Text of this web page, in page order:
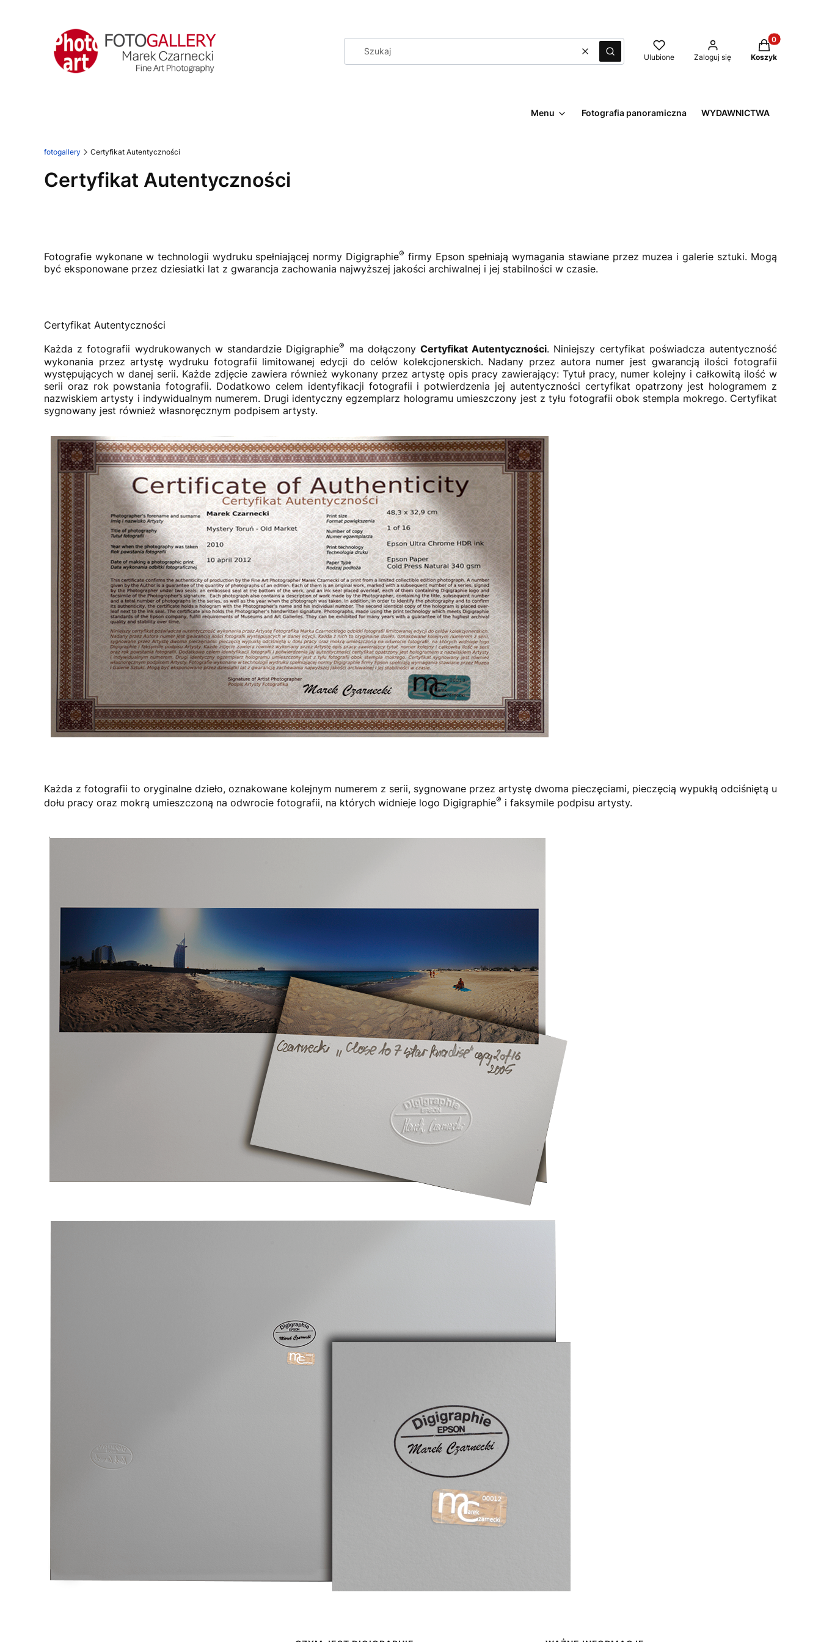
WyczyśćSzukaj Ulubione Zaloguj się
Produkty w
Koszyk
Menu Fotografia panoramiczna WYDAWNICTWA
fotogallery Certyfikat Autentyczności
Certyfikat Autentyczności
Fotografie wykonane w technologii wydruku spełniającej normy Digigraphie® firmy Epson spełniają wymagania stawiane przez muzea i galerie sztuki. Mogą
być eksponowane przez dziesiatki lat z gwarancja zachowania najwyższej jakości archiwalnej i jej stabilności w czasie.
Certyfikat Autentyczności
Każda z fotografii wydrukowanych w standardzie Digigraphie® ma dołączony Certyfikat Autentyczności. Niniejszy certyfikat poświadcza autentyczność
wykonania przez artystę wydruku fotografii limitowanej edycji do celów kolekcjonerskich. Nadany przez autora numer jest gwarancją ilości fotografii
występujących w danej serii. Każde zdjęcie zawiera również wykonany przez artystę opis pracy zawierający: Tytuł pracy, numer kolejny i całkowitą ilość w
serii oraz rok powstania fotografii. Dodatkowo celem identyfikacji fotografii i potwierdzenia jej autentyczności certyfikat opatrzony jest hologramem z
nazwiskiem artysty i indywidualnym numerem. Drugi identyczny egzemplarz hologramu umieszczony jest z tyłu fotografii obok stempla mokrego. Certyfikat
sygnowany jest również własnoręcznym podpisem artysty.
Każda z fotografii to oryginalne dzieło, oznakowane kolejnym numerem z serii, sygnowane przez artystę dwoma pieczęciami, pieczęcią wypukłą odciśniętą u
dołu pracy oraz mokrą umieszczoną na odwrocie fotografii, na których widnieje logo Digigraphie® i faksymile podpisu artysty.